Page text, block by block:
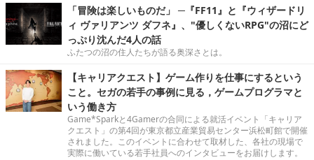
「冒険は楽しいものだ」 ─『FF11』と『ウィザードリ
ィ ヴァリアンツ ダフネ』、"優しくないRPG"の沼にど
っぷり沈んだ4人の話
ふたつの沼の住人たちが語る奥深さとは。
【キャリアクエスト】ゲーム作りを仕事にするという
こと。セガの若手の事例に見る，ゲームプログラマと
いう働き方
Game*Sparkと4Gamerの合同による就活イベント「キャリア
クエスト」の第4回が東京都立産業貿易センター浜松町館で開催
されました。このイベントに合わせて取材した、各社の現場で
実際に働いている若手社員へのインタビューをお届けします。